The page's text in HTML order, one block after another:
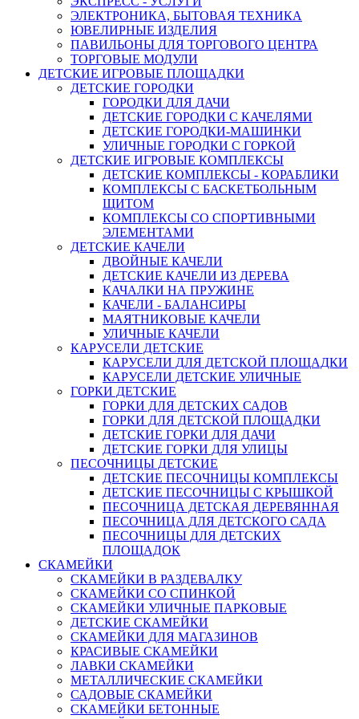
ЭЛЕКТРОНИКА, БЫТОВАЯ ТЕХНИКА
ЮВЕЛИРНЫЕ ИЗДЕЛИЯ
ПАВИЛЬОНЫ ДЛЯ ТОРГОВОГО ЦЕНТРА
ТОРГОВЫЕ МОДУЛИ
ДЕТСКИЕ ИГРОВЫЕ ПЛОЩАДКИ
ДЕТСКИЕ ГОРОДКИ
ГОРОДКИ ДЛЯ ДАЧИ
ДЕТСКИЕ ГОРОДКИ С КАЧЕЛЯМИ
ДЕТСКИЕ ГОРОДКИ-МАШИНКИ
УЛИЧНЫЕ ГОРОДКИ С ГОРКОЙ
ДЕТСКИЕ ИГРОВЫЕ КОМПЛЕКСЫ
ДЕТСКИЕ КОМПЛЕКСЫ - КОРАБЛИКИ
КОМПЛЕКСЫ С БАСКЕТБОЛЬНЫМ
ЩИТОМ
КОМПЛЕКСЫ СО СПОРТИВНЫМИ
ЭЛЕМЕНТАМИ
ДЕТСКИЕ КАЧЕЛИ
ДВОЙНЫЕ КАЧЕЛИ
ДЕТСКИЕ КАЧЕЛИ ИЗ ДЕРЕВА
КАЧАЛКИ НА ПРУЖИНЕ
КАЧЕЛИ - БАЛАНСИРЫ
МАЯТНИКОВЫЕ КАЧЕЛИ
УЛИЧНЫЕ КАЧЕЛИ
КАРУСЕЛИ ДЕТСКИЕ
КАРУСЕЛИ ДЛЯ ДЕТСКОЙ ПЛОЩАДКИ
КАРУСЕЛИ ДЕТСКИЕ УЛИЧНЫЕ
ГОРКИ ДЕТСКИЕ
ГОРКИ ДЛЯ ДЕТСКИХ САДОВ
ГОРКИ ДЛЯ ДЕТСКОЙ ПЛОЩАДКИ
ДЕТСКИЕ ГОРКИ ДЛЯ ДАЧИ
ДЕТСКИЕ ГОРКИ ДЛЯ УЛИЦЫ
ПЕСОЧНИЦЫ ДЕТСКИЕ
ДЕТСКИЕ ПЕСОЧНИЦЫ КОМПЛЕКСЫ
ДЕТСКИЕ ПЕСОЧНИЦЫ С КРЫШКОЙ
ПЕСОЧНИЦА ДЕТСКАЯ ДЕРЕВЯННАЯ
ПЕСОЧНИЦА ДЛЯ ДЕТСКОГО САДА
ПЕСОЧНИЦЫ ДЛЯ ДЕТСКИХ
ПЛОЩАДОК
СКАМЕЙКИ
СКАМЕЙКИ В РАЗДЕВАЛКУ
СКАМЕЙКИ СО СПИНКОЙ
СКАМЕЙКИ УЛИЧНЫЕ ПАРКОВЫЕ
ДЕТСКИЕ СКАМЕЙКИ
СКАМЕЙКИ ДЛЯ МАГАЗИНОВ
КРАСИВЫЕ СКАМЕЙКИ
ЛАВКИ СКАМЕЙКИ
МЕТАЛЛИЧЕСКИЕ СКАМЕЙКИ
САДОВЫЕ СКАМЕЙКИ
СКАМЕЙКИ БЕТОННЫЕ